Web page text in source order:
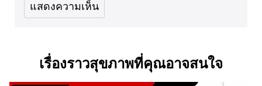
เรื่องราวสุขภาพที่คุณอาจสนใจ